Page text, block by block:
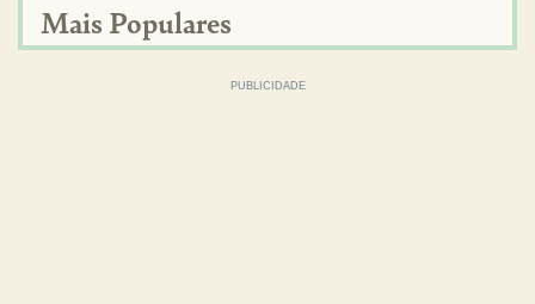
Mais Populares